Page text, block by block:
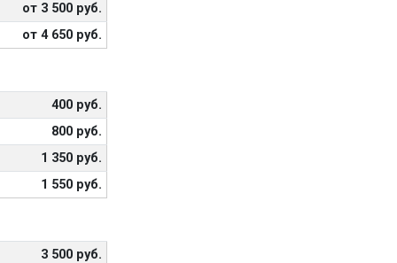
от 3 500 руб.
от 4 650 руб.
400 руб.
800 руб.
1 350 руб.
1 550 руб.
3 500 руб.